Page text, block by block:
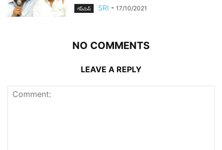
గ‌ప్‌చుప్ SRI - 17/10/2021
NO COMMENTS
LEAVE A REPLY